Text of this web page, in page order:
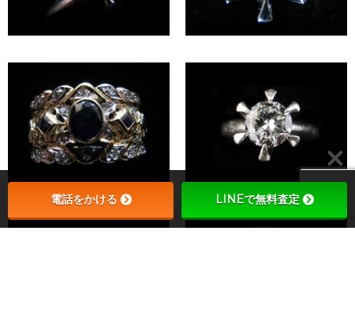
電話をかける LINEで無料査定